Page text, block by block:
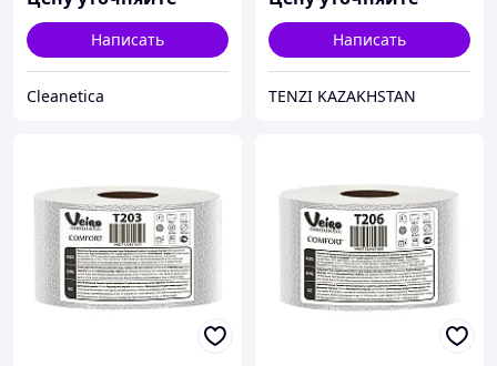
Написать
Cleanetica
Написать
TENZI KAZAKHSTAN